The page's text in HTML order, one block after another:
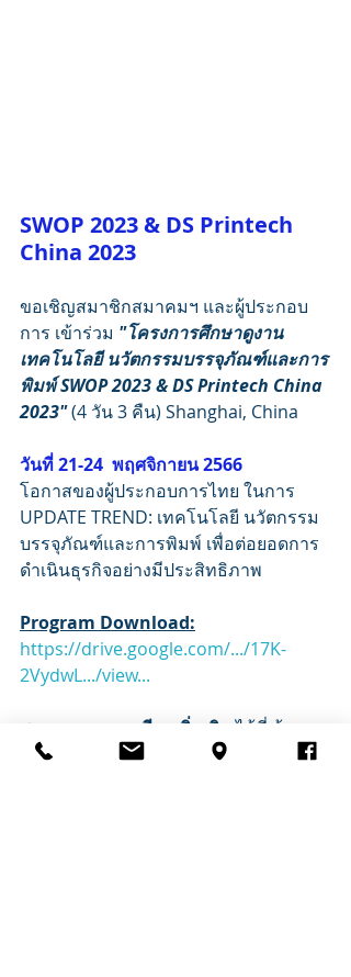
SWOP 2023 & DS Printech
China 2023
ขอเชิญสมาชิกสมาคมฯ และผู้ประกอบ
การ เข้าร่วม "โครงการศึกษาดูงาน
เทคโนโลยี นวัตกรรมบรรจุภัณฑ์และการ
พิมพ์ SWOP 2023 & DS Printech China
2023" (4 วัน 3 คืน) Shanghai, China
วันที่ 21-24  พฤศจิกายน 2566
โอกาสของผู้ประกอบการไทย ในการ
UPDATE TREND: เทคโนโลยี นวัตกรรม
บรรจุภัณฑ์และการพิมพ์ เพื่อต่อยอดการ
ดำเนินธุรกิจอย่างมีประสิทธิภาพ
Program Download:
https://drive.google.com/.../17K-
2VydwL.../view...
สอบถามรายละเอียดเพิ่มเติม
ได้ที่เจ้า
หน้าที่สมาคมฯ ติดต่อ (คุณวี) โทร  : 0